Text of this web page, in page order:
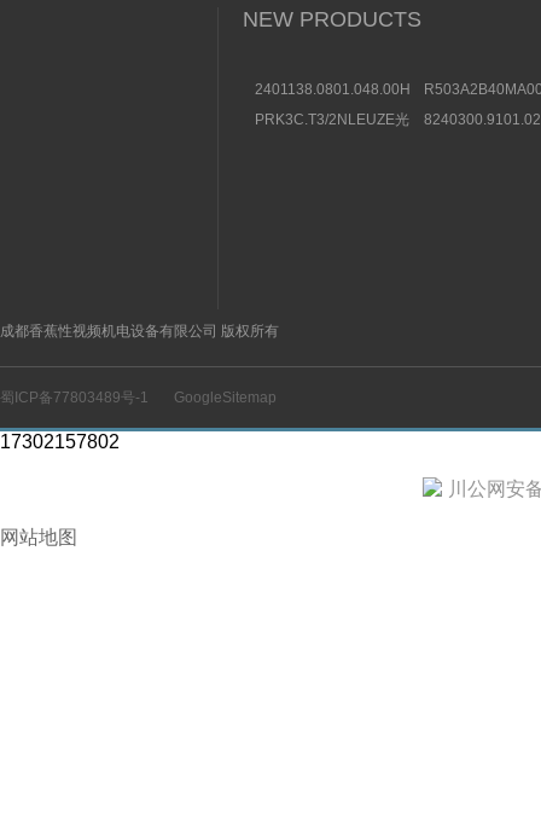
NEW PRODUCTS
2401138.0801.048.00HERION
数据
PRK3C.T3/2NLEUZE光
成都香蕉性视频机电设备有限公司 版权所有
蜀ICP备77803489号-1 GoogleSitemap
17302157802
川公网安
网站地图